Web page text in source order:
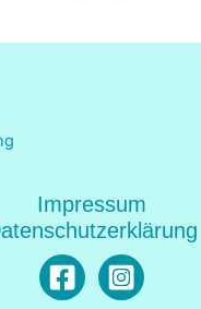
Impressum